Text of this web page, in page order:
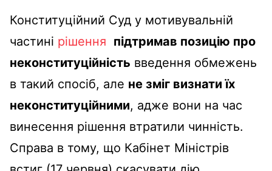
Конституційний Суд у мотивувальній
частині рішення підтримав позицію про
неконституційність введення обмежень
в такий спосіб, але не зміг визнати їх
неконституційними, адже вони на час
винесення рішення втратили чинність.
Справа в тому, що Кабінет Міністрів